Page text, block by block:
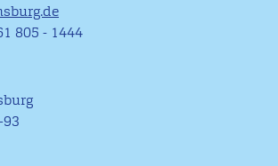
805 - 1444